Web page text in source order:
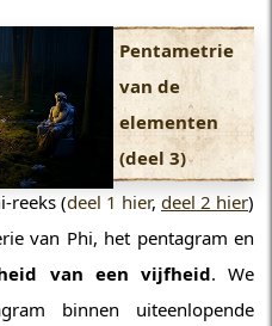
Pentametrie
van de
elementen
(deel 3)
reeks (deel 1 hier, deel 2 hier)
van Phi, het pentagram en
van een vijfheid. We
binnen uiteenlopende